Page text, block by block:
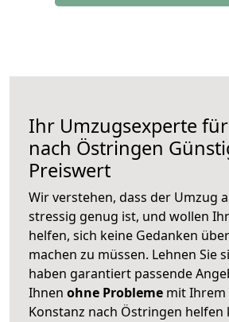
Ihr Umzugsexperte
nach Östringen
Preiswert
Wir verstehen, dass der Umzug
stressig genug ist, und wollen
helfen, sich keine Gedanken
machen zu müssen. Lehnen Sie
haben garantiert passende
Ihnen ohne Probleme mit Ihrem
Konstanz nach Östringen helfen